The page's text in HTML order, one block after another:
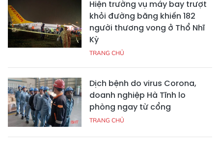
Hiện trường vụ máy bay trượt
khỏi đường băng khiến 182
người thương vong ở Thổ Nhĩ
Kỳ
TRANG CHỦ
Dịch bệnh do virus Corona,
doanh nghiệp Hà Tĩnh lo
phòng ngay từ cổng
TRANG CHỦ